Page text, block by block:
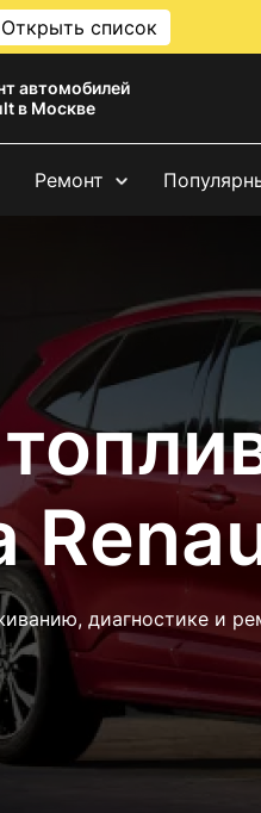
Открыть список
автомобилей
в Москве
Ремонт
диагностике и